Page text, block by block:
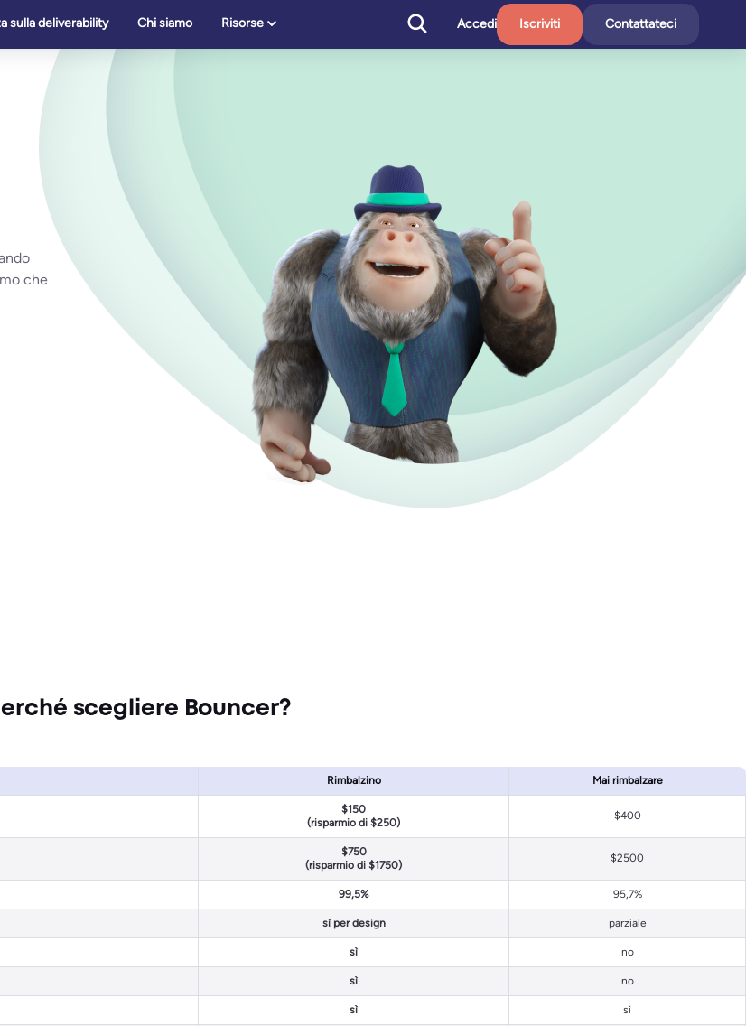
sulla deliverability Chi siamo Risorse Accedi Iscriviti Contattateci
che
scegliere Bouncer?
Rimbalzino Mai rimbalzare
$150
(risparmio di $250)
$400
$750
(risparmio di $1750)
$2500
99,5% 95,7%
sì per design parziale
sì no
sì no
sì sì